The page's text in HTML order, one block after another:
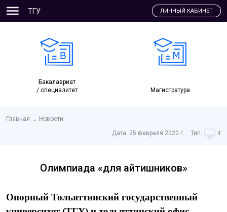
ТГУ ЛИЧНЫЙ КАБИНЕТ
Бакалавриат
/ специалитет
Магистратура
Главная → Новости
Дата: 25 февраля 2020 г. Тип: it
Олимпиада «для айтишников»
Опорный Тольяттинский государственный